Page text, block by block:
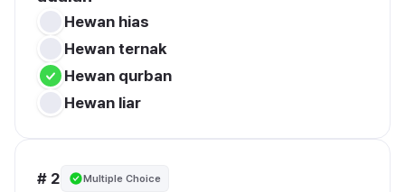
Hewan hias
Hewan ternak
Hewan qurban
Hewan liar
# 2 Multiple Choice